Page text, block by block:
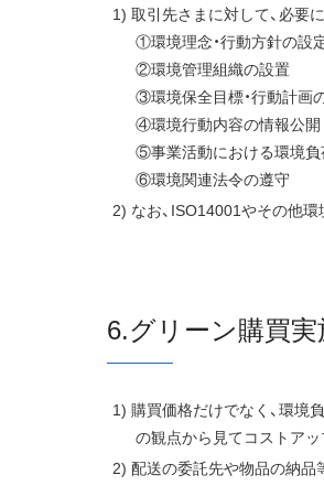
取引先さまに対して、必要
①環境理念・行動方針の設
②環境管理組織の設置
③環境保全目標・行動計画
④環境行動内容の情報公開
⑤事業活動における環境負
⑥環境関連法令の遵守
なお、ISO14001やその他環
6.グリーン購買
購買価格だけでなく、環境
の観点から見てコストアッ
配送の委託先や物品の納品